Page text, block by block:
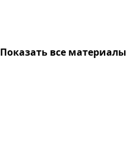
Показать все материалы